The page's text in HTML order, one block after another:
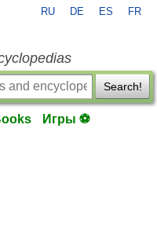
RU DE ES FR
Search!
Игры ⚽